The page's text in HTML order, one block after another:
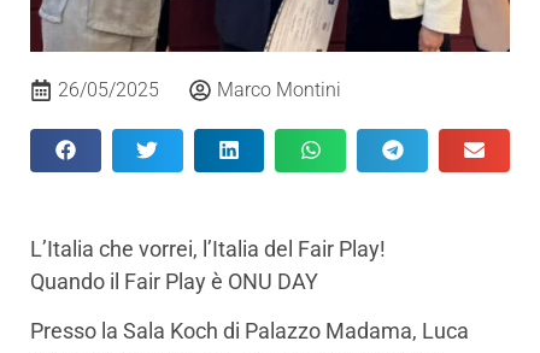
26/05/2025 Marco Montini
L’Italia che vorrei, l’Italia del Fair Play!
Quando il Fair Play è ONU DAY
Presso la Sala Koch di Palazzo Madama, Luca